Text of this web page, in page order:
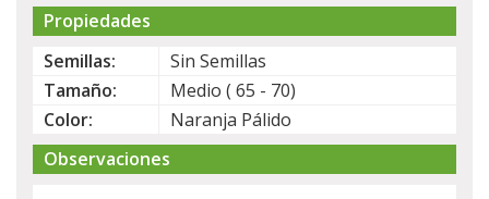
Propiedades
Semillas:
Sin Semillas
Tamaño:
Medio ( 65 - 70)
Color:
Naranja Pálido
Observaciones